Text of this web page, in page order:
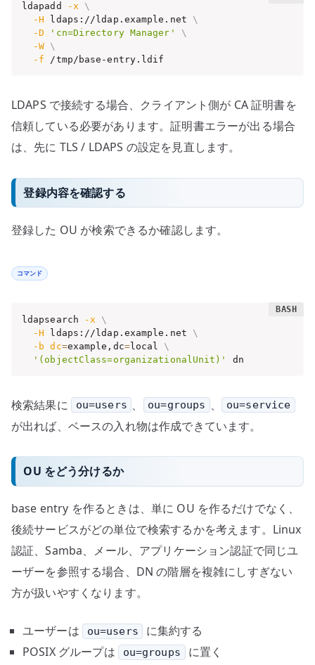
ldapadd -x
\
-H ldaps://ldap.example.net \
-D
'cn=Directory Manager'
\
-W \
-f /tmp/base-entry.ldif
LDAPS で接続する場合、クライアント側が CA 証明書を
信頼している必要があります。証明書エラーが出る場合
は、先に TLS / LDAPS の設定を見直します。
登録内容を確認する
登録した OU が検索できるか確認します。
コマンド
ldapsearch -x
\
-H ldaps://ldap.example.net \
-b
dc=example,dc=local \
'(objectClass=organizationalUnit)'
dn
検索結果に ou=users 、 ou=groups 、 ou=service
が出れば、ベースの入れ物は作成できています。
OU をどう分けるか
base entry を作るときは、単に OU を作るだけでなく、
後続サービスがどの単位で検索するかを考えます。Linux
認証、Samba、メール、アプリケーション認証で同じユ
ーザーを参照する場合、DN の階層を複雑にしすぎない
方が扱いやすくなります。
ユーザーは ou=users
に集約する
POSIX グループは
ou=groups に置く